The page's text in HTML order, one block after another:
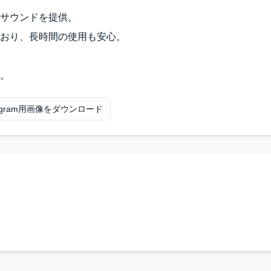
ウンドを提供。
り、長時間の使用も安心。
用画像をダウンロード